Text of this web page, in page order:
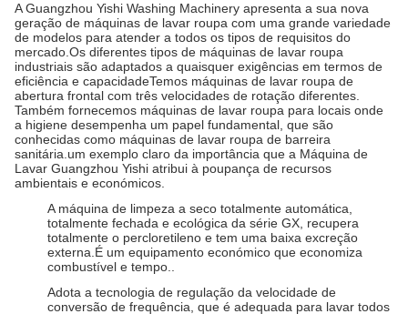
A Guangzhou Yishi Washing Machinery apresenta a sua nova
geração de máquinas de lavar roupa com uma grande variedade
de modelos para atender a todos os tipos de requisitos do
mercado.Os diferentes tipos de máquinas de lavar roupa
industriais são adaptados a quaisquer exigências em termos de
eficiência e capacidadeTemos máquinas de lavar roupa de
abertura frontal com três velocidades de rotação diferentes.
Também fornecemos máquinas de lavar roupa para locais onde
a higiene desempenha um papel fundamental, que são
conhecidas como máquinas de lavar roupa de barreira
sanitária.um exemplo claro da importância que a Máquina de
Lavar Guangzhou Yishi atribui à poupança de recursos
ambientais e económicos.
A máquina de limpeza a seco totalmente automática,
totalmente fechada e ecológica da série GX, recupera
totalmente o percloretileno e tem uma baixa excreção
externa.É um equipamento económico que economiza
combustível e tempo..
Adota a tecnologia de regulação da velocidade de
conversão de frequência, que é adequada para lavar todos